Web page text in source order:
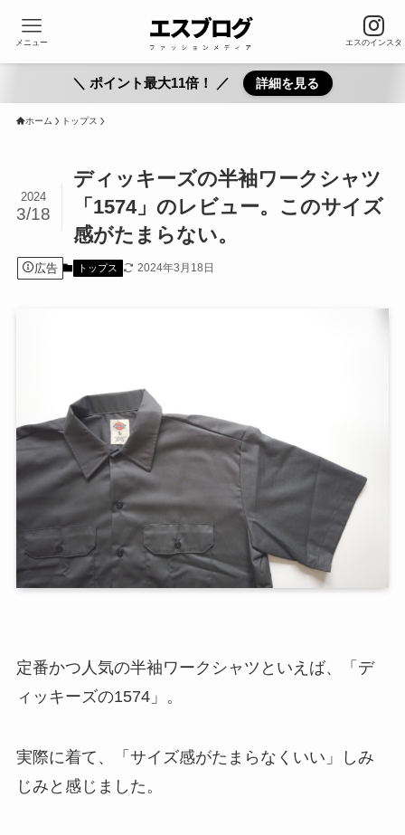
エスのインスタ
メニュー
＼ ポイント最大11倍！ ／ 詳細を見る
ホーム トップス
ディッキーズの半袖ワークシャツ
「1574」のレビュー。このサイズ
感がたまらない。
2024
3/18
広告 トップス 2024年3月18日
定番かつ人気の半袖ワークシャツといえば、「デ
ィッキーズの1574」。
実際に着て、「サイズ感がたまらなくいい」しみ
じみと感じました。